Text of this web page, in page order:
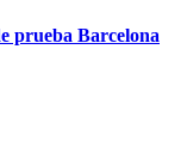
prueba Barcelona